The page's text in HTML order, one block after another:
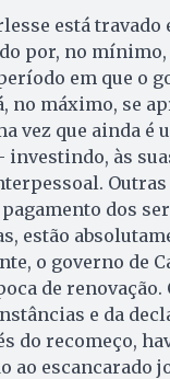
está travado
por, no mínimo,
em que o
no máximo, se
vez que ainda é
investindo, às
Outras
dos
estão
o governo de
de renovação.
e da
do re­começo,
ao escancarado